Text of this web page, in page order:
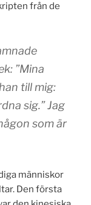
från de
”Mina
till mig:
sig.” Jag
som är
människor
Den första